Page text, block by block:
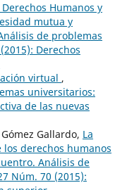
Humanos y
mutua y
de problemas
Derechos
virtual ,
universitarios:
de las nuevas
Gallardo, La
derechos humanos
Análisis de
Núm. 70 (2015):